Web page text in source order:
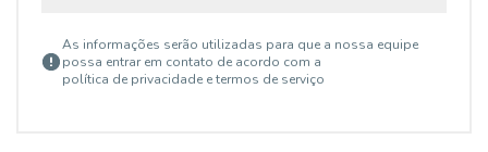
As informações serão utilizadas para que a nossa equipe
possa entrar em contato de acordo com a
política de privacidade e termos de serviço